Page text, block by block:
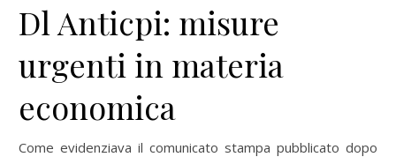
Dl Anticpi: misure
urgenti in materia
economica
Come evidenziava il comunicato stampa pubblicato dopo